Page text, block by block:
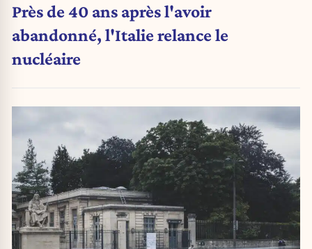
Près de 40 ans après l'avoir
abandonné, l'Italie relance le
nucléaire